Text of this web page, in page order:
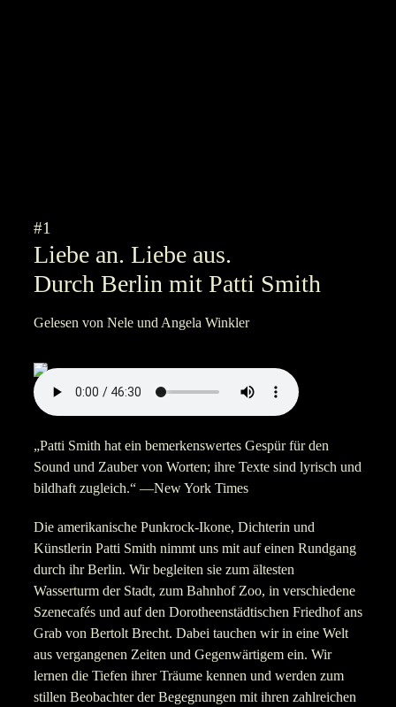
#1
Liebe an. Liebe aus.
Durch Berlin mit Patti Smith
Gelesen von Nele und Angela Winkler
„Patti Smith hat ein bemerkenswertes Gespür für den
Sound und Zauber von Worten; ihre Texte sind lyrisch und
bildhaft zugleich.“ —New York Times
Die amerikanische Punkrock-Ikone, Dichterin und
Künstlerin Patti Smith nimmt uns mit auf einen Rundgang
durch ihr Berlin. Wir begleiten sie zum ältesten
Wasserturm der Stadt, zum Bahnhof Zoo, in verschiedene
Szenecafés und auf den Dorotheenstädtischen Friedhof ans
Grab von Bertolt Brecht. Dabei tauchen wir in eine Welt
aus vergangenen Zeiten und Gegenwärtigem ein. Wir
lernen die Tiefen ihrer Träume kennen und werden zum
stillen Beobachter der Begegnungen mit ihren zahlreichen